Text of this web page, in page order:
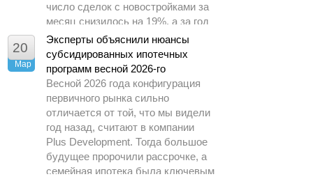
число сделок с новостройками за
месяц снизилось на 19%, а за год
– почти в 1,5 раза.
20
Мар
Эксперты объяснили нюансы
субсидированных ипотечных
программ весной 2026-го
Весной 2026 года конфигурация
первичного рынка сильно
отличается от той, что мы видели
год назад, считают в компании
Plus Development. Тогда большое
будущее пророчили рассрочке, а
семейная ипотека была ключевым